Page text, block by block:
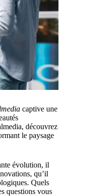
captive une
découvrez
le paysage
évolution, il
qu’il
Quels
questions vous